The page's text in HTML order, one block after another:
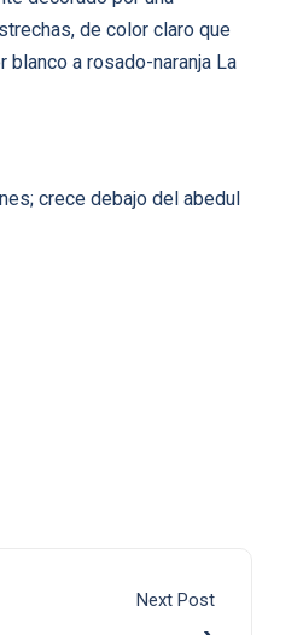
de color claro que
a rosado-naranja La
crece debajo del abedul
Next Post